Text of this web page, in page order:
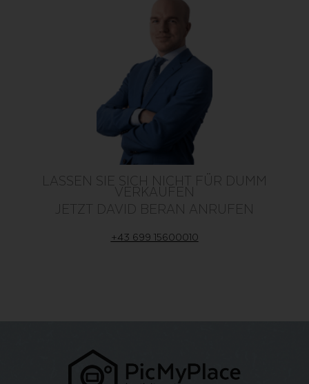
LASSEN SIE SICH NICHT FÜR DUMM
VERKAUFEN
JETZT DAVID BERAN ANRUFEN
+43 699 15600010